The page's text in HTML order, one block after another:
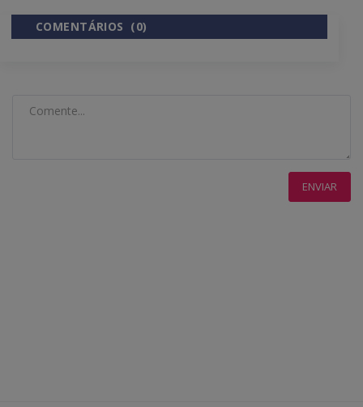
COMENTÁRIOS (0)
ENVIAR